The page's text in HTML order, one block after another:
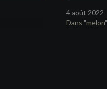
4 août 2022
Dans "melon"